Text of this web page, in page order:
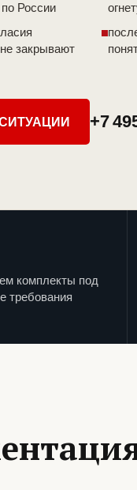
по России
закрывают
+7
комплекты под
требования